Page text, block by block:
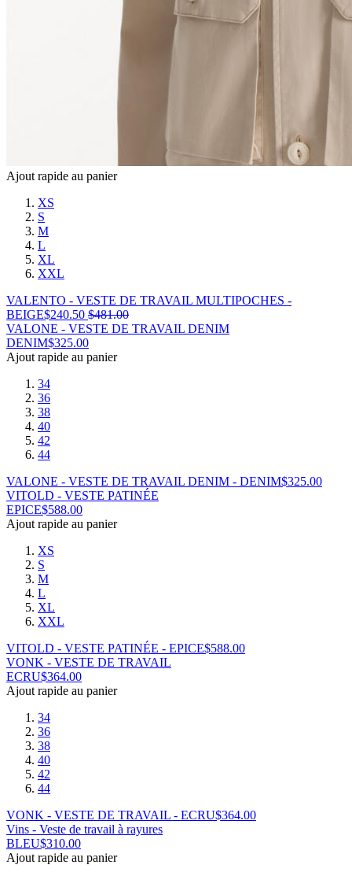
Ajout rapide au panier
XS
S
M
L
XL
XXL
VALENTO - VESTE DE TRAVAIL MULTIPOCHES -
BEIGE$240.50 $481.00
VALONE - VESTE DE TRAVAIL DENIM
DENIM$325.00
Ajout rapide au panier
34
36
38
40
42
44
VALONE - VESTE DE TRAVAIL DENIM - DENIM$325.00
VITOLD - VESTE PATINÉE
EPICE$588.00
Ajout rapide au panier
XS
S
M
L
XL
XXL
VITOLD - VESTE PATINÉE - EPICE$588.00
VONK - VESTE DE TRAVAIL
ECRU$364.00
Ajout rapide au panier
34
36
38
40
42
44
VONK - VESTE DE TRAVAIL - ECRU$364.00
Vins - Veste de travail à rayures
BLEU$310.00
Ajout rapide au panier